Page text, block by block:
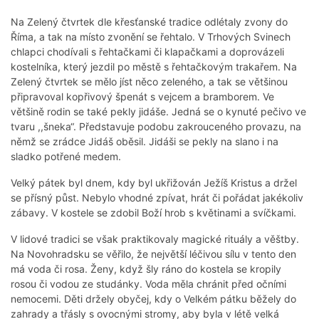
Na Zelený čtvrtek dle křesťanské tradice odlétaly zvony do
Říma, a tak na místo zvonění se řehtalo. V Trhových Svinech
chlapci chodívali s řehtačkami či klapačkami a doprovázeli
kostelníka, který jezdil po městě s řehtačkovým trakařem. Na
Zelený čtvrtek se mělo jíst něco zeleného, a tak se většinou
připravoval kopřivový špenát s vejcem a bramborem. Ve
většině rodin se také pekly jidáše. Jedná se o kynuté pečivo ve
tvaru ,,šneka“. Představuje podobu zakrouceného provazu, na
němž se zrádce Jidáš oběsil. Jidáši se pekly na slano i na
sladko potřené medem.
Velký pátek byl dnem, kdy byl ukřižován Ježíš Kristus a držel
se přísný půst. Nebylo vhodné zpívat, hrát či pořádat jakékoliv
zábavy. V kostele se zdobil Boží hrob s květinami a svíčkami.
V lidové tradici se však praktikovaly magické rituály a věštby.
Na Novohradsku se věřilo, že největší léčivou sílu v tento den
má voda či rosa. Ženy, když šly ráno do kostela se kropily
rosou či vodou ze studánky. Voda měla chránit před očními
nemocemi. Děti držely obyčej, kdy o Velkém pátku běžely do
zahrady a třásly s ovocnými stromy, aby byla v létě velká